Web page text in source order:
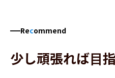
Recommend
少し頑張れば目